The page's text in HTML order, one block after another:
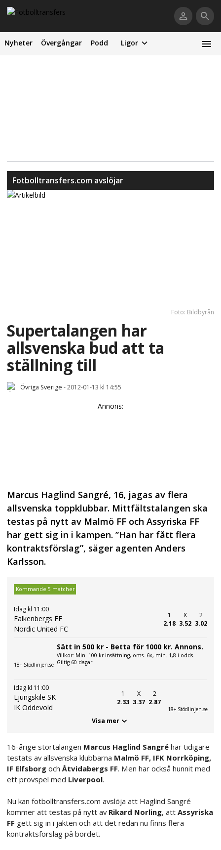
Nyheter Övergångar Podd Ligor
Fotbolltransfers.com avslöjar
Foto: Bildbyrån
Supertalangen har
allsvenska bud att ta
ställning till
Övriga Sverige -2012-01-13 kl 14:55
Annons:
Marcus Haglind Sangré, 16, jagas av flera
allsvenska toppklubbar. Mittfältstalangen ska
testas på nytt av Malmö FF och Assyriska FF
har gett sig in i kampen. ”Han har fått flera
kontraktsförslag”, säger agenten Anders
Karlsson.
Kommande 5 matcher
Idag kl 11:00
Falkenbergs FF
Nordic United FC
1
2.18
X
3.52
2
3.02
18+ Stödlinjen.se
Sätt in 500 kr - Betta för 1000 kr. Annons.
Villkor: Min. 100 kr insättning, oms. 6x, min. 1,8 i odds.
Giltig 60 dagar.
Idag kl 11:00
Ljungskile SK
IK Oddevold
1
2.33
X
3.37
2
2.87
18+ Stödlinjen.se
Visa mer
16-årige stortalangen Marcus Haglind Sangré har tidigare
testats av allsvenska klubbarna Malmö FF, IFK Norrköping,
IF Elfsborg ochÅtvidabergs FF. Men har också hunnit med
ett provspel med Liverpool.
Nu kan fotbolltransfers.com avslöja att Haglind Sangré
kommer att testas på nytt av Rikard Norling, att Assyriska
FF gett sig in i jakten och att det redan nu finns flera
kontraktsförslag på bordet.